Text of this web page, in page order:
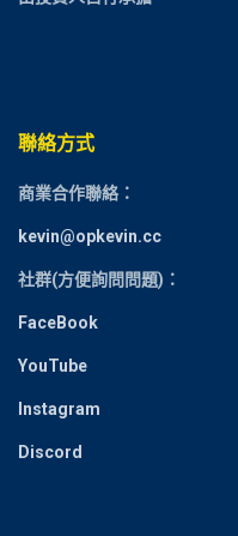
聯絡方式
商業合作聯絡：
kevin@opkevin.cc
社群(方便詢問問題)：
FaceBook
YouTube
Instagram
Discord